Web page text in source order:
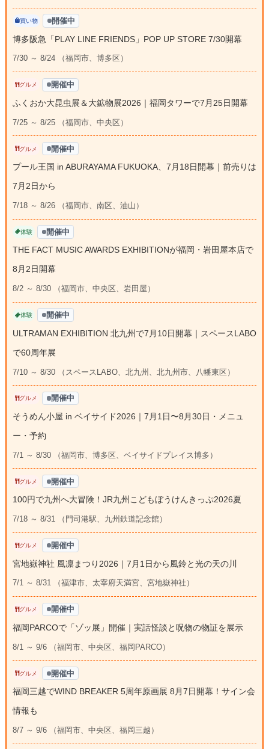
買い物 開催中
博多阪急「PLAY LINE FRIENDS」POP UP STORE 7/30開幕
7/30 ～ 8/24 （福岡市、博多区）
グルメ 開催中
ふくおか大昆虫展＆大鉱物展2026｜福岡タワーで7月25日開幕
7/25 ～ 8/25 （福岡市、中央区）
グルメ 開催中
プール王国 in ABURAYAMA FUKUOKA、7月18日開幕｜前売りは
7月2日から
7/18 ～ 8/26 （福岡市、南区、油山）
体験 開催中
THE FACT MUSIC AWARDS EXHIBITIONが福岡・岩田屋本店で
8月2日開幕
8/2 ～ 8/30 （福岡市、中央区、岩田屋）
体験 開催中
ULTRAMAN EXHIBITION 北九州で7月10日開幕｜スペースLABO
で60周年展
7/10 ～ 8/30 （スペースLABO、北九州、北九州市、八幡東区）
グルメ 開催中
そうめん小屋 in ベイサイド2026｜7月1日〜8月30日・メニュ
ー・予約
7/1 ～ 8/30 （福岡市、博多区、ベイサイドプレイス博多）
グルメ 開催中
100円で九州へ大冒険！JR九州こどもぼうけんきっぷ2026夏
7/18 ～ 8/31 （門司港駅、九州鉄道記念館）
グルメ 開催中
宮地嶽神社 風凛まつり2026｜7月1日から風鈴と光の天の川
7/1 ～ 8/31 （福津市、太宰府天満宮、宮地嶽神社）
グルメ 開催中
福岡PARCOで「ゾッ展」開催｜実話怪談と呪物の物証を展示
8/1 ～ 9/6 （福岡市、中央区、福岡PARCO）
グルメ 開催中
福岡三越でWIND BREAKER 5周年原画展 8月7日開幕！サイン会
情報も
8/7 ～ 9/6 （福岡市、中央区、福岡三越）